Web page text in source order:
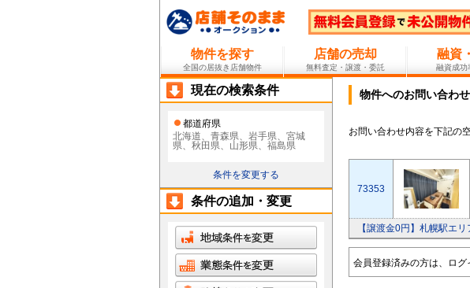
物件を探す
全国の居抜き店舗物件
店舗の売却
無料査定・譲渡・委託
融資
融資成功
物件へのお問い合わ
お問い合わせ内容を下記の
73353
【譲渡金0円】札幌駅エ
会員登録済みの方は、ログ
現在の検索条件
都道府県
北海道、青森県、岩手県、宮城
県、秋田県、山形県、福島県
条件を変更する
条件の追加・変更